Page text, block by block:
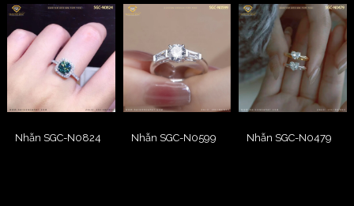
Nhẫn SGC-N0824 Nhẫn SGC-N0599 Nhẫn SGC-N0479